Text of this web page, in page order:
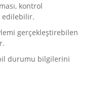
kontrol
edilebilir.
gerçekleştirebilen
durumu bilgilerini